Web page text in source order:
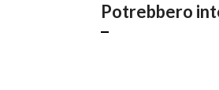
Potrebbero